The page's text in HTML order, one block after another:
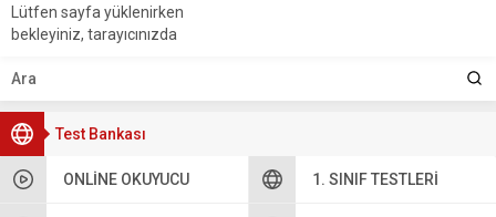
Test Bankası
ONLINE OKUYUCU 1. SINIF TESTLERI
Lütfen sayfa yüklenirken
bekleyiniz, tarayıcınızda
olduğundan emin olunuz. Eğer
sayfa yüklenmediyse buraya...